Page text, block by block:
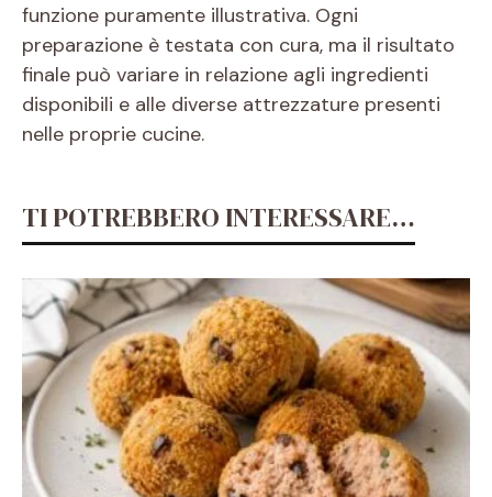
funzione puramente illustrativa. Ogni
preparazione è testata con cura, ma il risultato
finale può variare in relazione agli ingredienti
disponibili e alle diverse attrezzature presenti
nelle proprie cucine.
TI POTREBBERO INTERESSARE…